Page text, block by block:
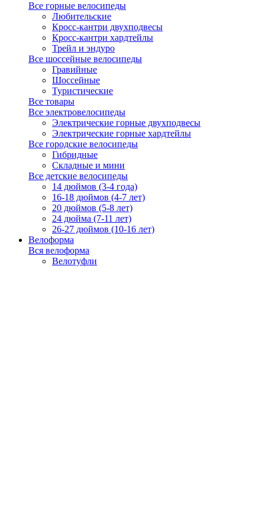
Все горные велосипеды
Любительские
Кросс-кантри двухподвесы
Кросс-кантри хардтейлы
Трейл и эндуро
Все шоссейные велосипеды
Гравийные
Шоссейные
Туристические
Все товары
Все электровелосипеды
Электрические горные двухподвесы
Электрические горные хардтейлы
Все городские велосипеды
Гибридные
Складные и мини
Все детские велосипеды
14 дюймов (3-4 года)
16-18 дюймов (4-7 лет)
20 дюймов (5-8 лет)
24 дюйма (7-11 лет)
26-27 дюймов (10-16 лет)
Велоформа
Вся велоформа
Велотуфли